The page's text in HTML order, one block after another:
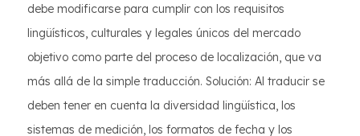
debe modificarse para cumplir con los requisitos
lingüísticos, culturales y legales únicos del mercado
objetivo como parte del proceso de localización, que va
más allá de la simple traducción. Solución: Al traducir se
deben tener en cuenta la diversidad lingüística, los
sistemas de medición, los formatos de fecha y los